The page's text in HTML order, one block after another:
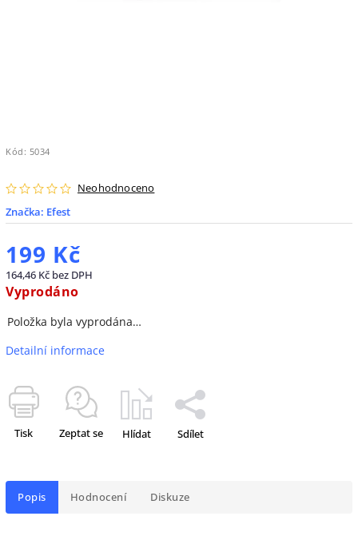
Kód: 5034
Neohodnoceno
Značka: Efest
199 Kč
164,46 Kč bez DPH
Vyprodáno
Položka byla vyprodána…
Detailní informace
Tisk Zeptat se Hlídat Sdílet
Popis Hodnocení Diskuze